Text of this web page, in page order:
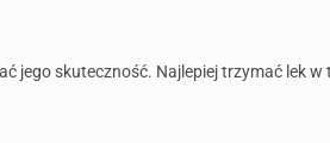
skuteczność. Najlepiej trzymać lek w